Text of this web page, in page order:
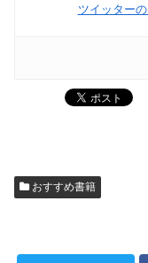
ツイッター
おすすめ書籍